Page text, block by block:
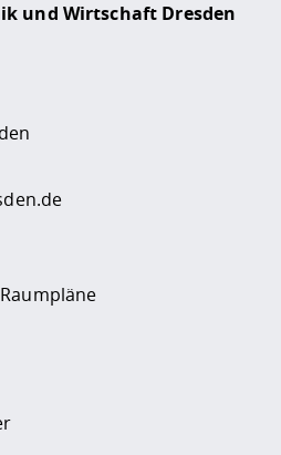
und Wirtschaft Dresden